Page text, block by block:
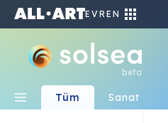
EVREN
beta
Tüm Sanat